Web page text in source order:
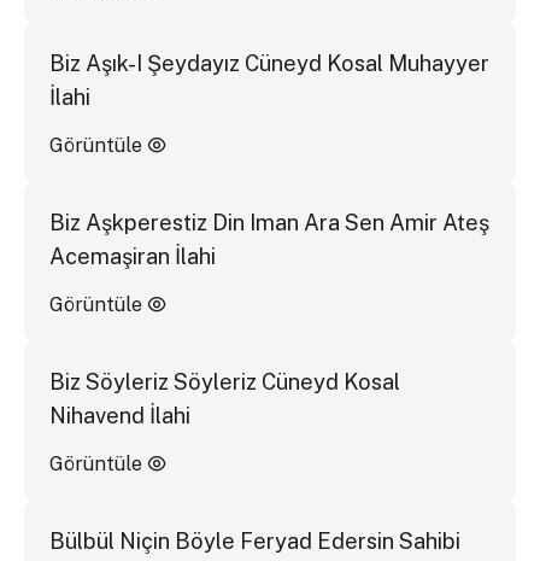
Biz Aşık-I Şeydayız Cüneyd Kosal Muhayyer
İlahi
Görüntüle
Biz Aşkperestiz Din Iman Ara Sen Amir Ateş
Acemaşiran İlahi
Görüntüle
Biz Söyleriz Söyleriz Cüneyd Kosal
Nihavend İlahi
Görüntüle
Bülbül Niçin Böyle Feryad Edersin Sahibi